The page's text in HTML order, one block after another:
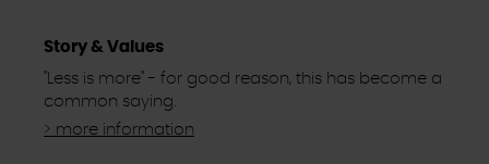
Story & Values
"Less is more" - for good reason, this has become a
common saying.
> more information